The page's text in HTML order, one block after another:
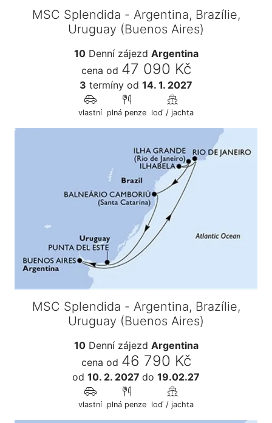
MSC Splendida - Argentina, Brazílie,
Uruguay (Buenos Aires)
10Denní zájezd Argentina
cena od 47 090 Kč
3 termíny od 14. 1. 2027
vlastní plná penze loď / jachta
MSC Splendida - Argentina, Brazílie,
Uruguay (Buenos Aires)
10Denní zájezd Argentina
cena od 46 790 Kč
od 10. 2. 2027 do 19.02.27
vlastní plná penze loď / jachta